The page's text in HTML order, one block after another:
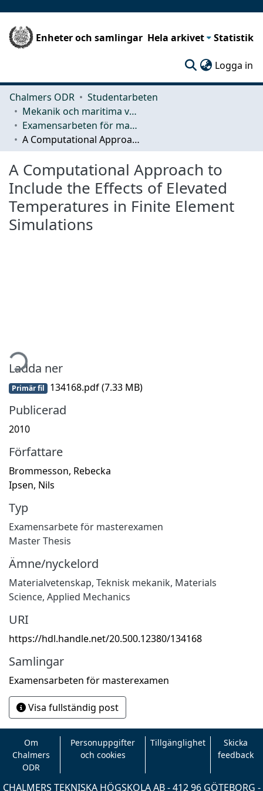
Enheter och samlingar Hela arkivet Statistik
Logga in
Chalmers ODR
Studentarbeten
Mekanik och maritima vetenskaper (M2)
Examensarbeten för masterexamen
A Computational Approach to Include the Effects of Elevated Temperatures in Finite Element Simulations
A Computational Approach to
Include the Effects of Elevated
Temperatures in Finite Element
Simulations
Ladda ner
Primär fil 134168.pdf(7.33 MB)
Publicerad
2010
Författare
Brommesson, Rebecka
Ipsen, Nils
Typ
Examensarbete för masterexamen
Master Thesis
Ämne/nyckelord
Materialvetenskap, Teknisk mekanik, Materials
Science, Applied Mechanics
URI
https://hdl.handle.net/20.500.12380/134168
Samlingar
Examensarbeten för masterexamen
Visa fullständig post
Om
Chalmers
ODR
Personuppgifter
och cookies
Tillgänglighet
Skicka
feedback
CHALMERS TEKNISKA HÖGSKOLA AB - 412 96 GÖTEBORG -